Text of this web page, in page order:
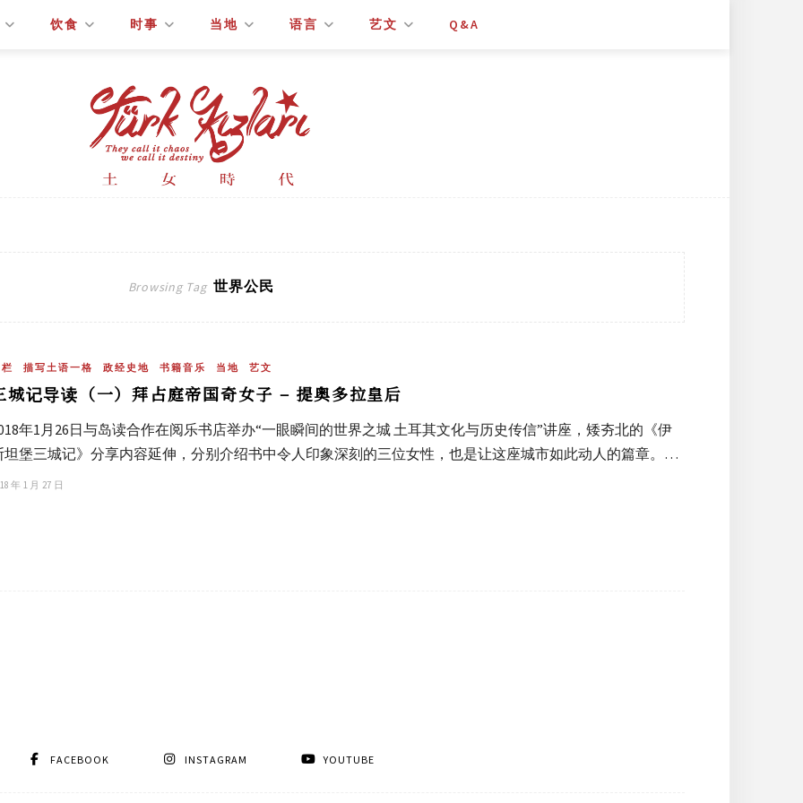
饮食 时事 当地 语言 艺文 Q&A
Browsing Tag 世界公民
描写土语一格 政经史地 书籍音乐 当地 艺文
城记导读（一）拜占庭帝国奇女子 – 提奥多拉皇后
年1月26日与岛读合作在阅乐书店举办“一眼瞬间的世界之城 土耳其文化与历史传信”讲座，矮夯北的《伊
坦堡三城记》分享内容延伸，分别介绍书中令人印象深刻的三位女性，也是让这座城市如此动人的篇章。…
年 1 月 27 日
FACEBOOK INSTAGRAM YOUTUBE